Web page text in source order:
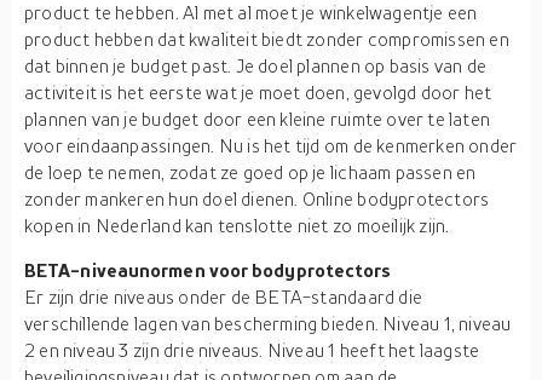
product te hebben. Al met al moet je winkelwagentje een
product hebben dat kwaliteit biedt zonder compromissen en
dat binnen je budget past. Je doel plannen op basis van de
activiteit is het eerste wat je moet doen, gevolgd door het
plannen van je budget door een kleine ruimte over te laten
voor eindaanpassingen. Nu is het tijd om de kenmerken onder
de loep te nemen, zodat ze goed op je lichaam passen en
zonder mankeren hun doel dienen. Online bodyprotectors
kopen in Nederland kan tenslotte niet zo moeilijk zijn.
BETA-niveaunormen voor bodyprotectors
Er zijn drie niveaus onder de BETA-standaard die
verschillende lagen van bescherming bieden. Niveau 1, niveau
2 en niveau 3 zijn drie niveaus. Niveau 1 heeft het laagste